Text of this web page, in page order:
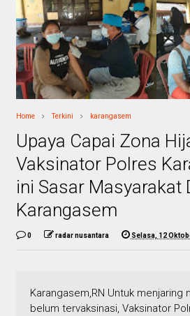
Home Terkini karangasem
Upaya Capai Zona
Vaksinator Polres
ini Sasar Masyarakat
Karangasem
0 radar nusantara Selasa, 12
Karangasem,RN Untuk menjaring
belum tervaksinasi, Vaksinator